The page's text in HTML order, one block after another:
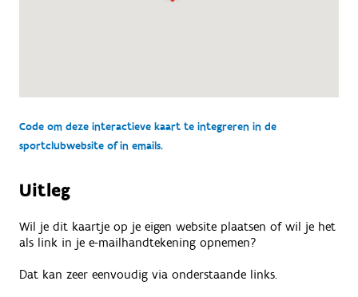
Code om deze interactieve kaart te integreren in de
sportclubwebsite of in emails.
Uitleg
Wil je dit kaartje op je eigen website plaatsen of wil je het
als link in je e-mailhandtekening opnemen?
Dat kan zeer eenvoudig via onderstaande links.